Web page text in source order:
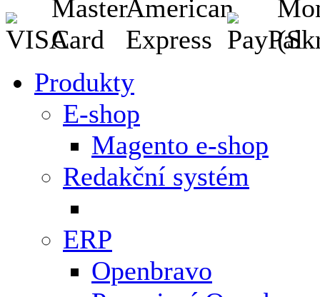
Produkty
E-shop
Magento e-shop
Redakční systém
ERP
Openbravo